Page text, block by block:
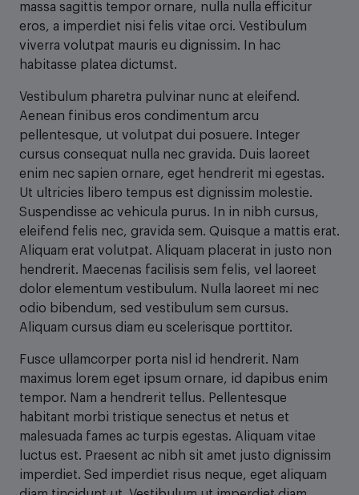
massa sagittis tempor ornare, nulla nulla efficitur
eros, a imperdiet nisi felis vitae orci. Vestibulum
viverra volutpat mauris eu dignissim. In hac
habitasse platea dictumst.
Vestibulum pharetra pulvinar nunc at eleifend.
Aenean finibus eros condimentum arcu
pellentesque, ut volutpat dui posuere. Integer
cursus consequat nulla nec gravida. Duis laoreet
enim nec sapien ornare, eget hendrerit mi egestas.
Ut ultricies libero tempus est dignissim molestie.
Suspendisse ac vehicula purus. In in nibh cursus,
eleifend felis nec, gravida sem. Quisque a mattis erat.
Aliquam erat volutpat. Aliquam placerat in justo non
hendrerit. Maecenas facilisis sem felis, vel laoreet
dolor elementum vestibulum. Nulla laoreet mi nec
odio bibendum, sed vestibulum sem cursus.
Aliquam cursus diam eu scelerisque porttitor.
Fusce ullamcorper porta nisl id hendrerit. Nam
maximus lorem eget ipsum ornare, id dapibus enim
tempor. Nam a hendrerit tellus. Pellentesque
habitant morbi tristique senectus et netus et
malesuada fames ac turpis egestas. Aliquam vitae
luctus est. Praesent ac nibh sit amet justo dignissim
imperdiet. Sed imperdiet risus neque, eget aliquam